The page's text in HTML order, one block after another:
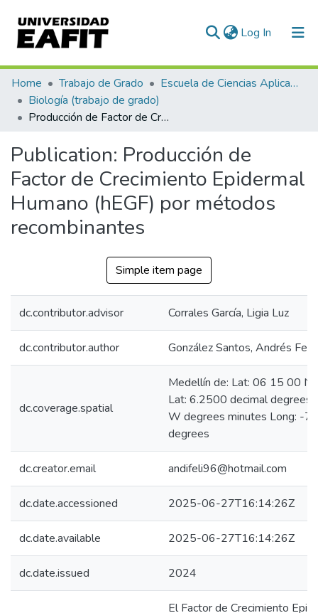
Log In (current)
Communities & Collections
All of DSpace
Home Trabajo de Grado
Escuela de Ciencias Aplicadas e Ingeniería
Biología (trabajo de grado)
Producción de Factor de Crecimiento Epidermal Humano (hEGF) por métodos recombinantes
Publication: Producción de
Factor de Crecimiento Epidermal
Humano (hEGF) por métodos
recombinantes
Simple item page
dc.contributor.advisor Corrales García, Ligia Luz
dc.contributor.author González Santos, Andrés
dc.coverage.spatial
Medellín de: Lat: 06 15 00 N
Lat: 6.2500 decimal
W degrees minutes Long: -
degrees
dc.creator.email andifeli96@hotmail.com
dc.date.accessioned 2025-06-27T16:14:26Z
dc.date.available 2025-06-27T16:14:26Z
dc.date.issued 2024
El Factor de Crecimiento